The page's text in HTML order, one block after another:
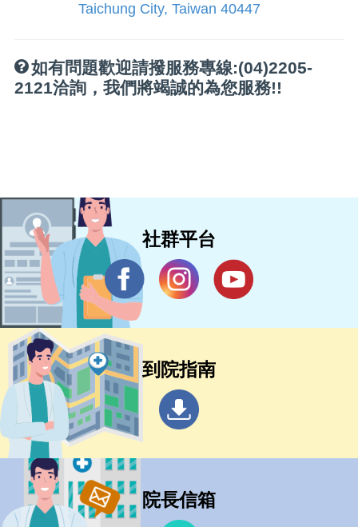
Taichung City, Taiwan 40447
如有問題歡迎請撥服務專線:(04)2205-
2121洽詢，我們將竭誠的為您服務!!
社群平台
到院指南
院長信箱